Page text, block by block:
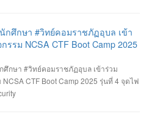
วรรษ วิลามาตย์ ทำคะแนนได้ 500 คะแนน
ขันในครั้งนี้ RERU CYBER
คโนโลยีสารสนเทศ มหาวิทยาลัยราชภัฏ
การรักษาความมั่นคงปลอดภัยไซเบอร์แห่ง
SWU Capture the Flag Competition
คม 2568 (จัดการแข่งขันในรูปแบบออนไลน์
ฉลิมพระชนมพรรษา 28 กรกฎาคม 2568 ณ
ภัฏอุบลราชธานี โดยมีท่าน รอง
ารบดี เป็นประธานในพิธีถวายพระพร
น #คณะวิทยาการคอมพิวเตอร์
ลัยราชภัฏอุบลราชธานี
กศึกษา #วิทย์คอมราชภัฏอุบล เข้า
รรม NCSA CTF Boot Camp 2025
ศึกษา #วิทย์คอมราชภัฏอุบล เข้าร่วม
NCSA CTF Boot Camp 2025 รุ่นที่ 4 จุดไฟ